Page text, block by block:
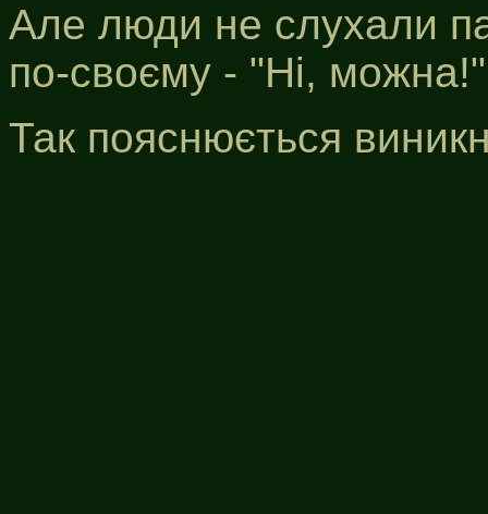
Але люди не слухали
по-своєму - "Ні,
Так пояснюється